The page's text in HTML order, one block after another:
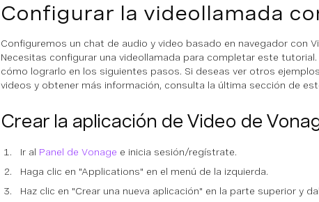
Configurar la videollamada
Configuremos un chat de audio y video basado en navegador con
Necesitas configurar una videollamada para completar este
cómo lograrlo en los siguientes pasos. Si deseas ver otros
videos y obtener más información, consulta la última sección de
Crear la aplicación de Video de
Ir al Panel de Vonage e inicia sesión/regístrate.
Haga clic en "Applications" en el menú de la izquierda.
Haz clic en "Crear una nueva aplicación" en la parte superior y